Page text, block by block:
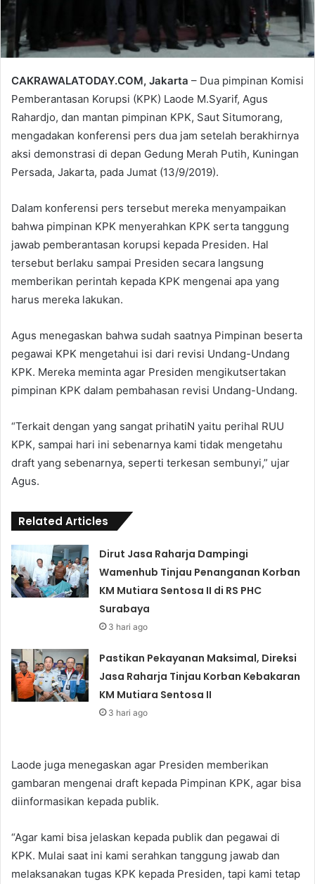
CAKRAWALATODAY.COM, Jakarta – Dua pimpinan Komisi
Pemberantasan Korupsi (KPK) Laode M.Syarif, Agus
Rahardjo, dan mantan pimpinan KPK, Saut Situmorang,
mengadakan konferensi pers dua jam setelah berakhirnya
aksi demonstrasi di depan Gedung Merah Putih, Kuningan
Persada, Jakarta, pada Jumat (13/9/2019).
Dalam konferensi pers tersebut mereka menyampaikan
bahwa pimpinan KPK menyerahkan KPK serta tanggung
jawab pemberantasan korupsi kepada Presiden. Hal
tersebut berlaku sampai Presiden secara langsung
memberikan perintah kepada KPK mengenai apa yang
harus mereka lakukan.
Agus menegaskan bahwa sudah saatnya Pimpinan beserta
pegawai KPK mengetahui isi dari revisi Undang-Undang
KPK. Mereka meminta agar Presiden mengikutsertakan
pimpinan KPK dalam pembahasan revisi Undang-Undang.
“Terkait dengan yang sangat prihatiN yaitu perihal RUU
KPK, sampai hari ini sebenarnya kami tidak mengetahu
draft yang sebenarnya, seperti terkesan sembunyi,” ujar
Agus.
Related Articles
Dirut Jasa Raharja Dampingi
Wamenhub Tinjau Penanganan Korban
KM Mutiara Sentosa II di RS PHC
Surabaya
3 hari ago
Pastikan Pekayanan Maksimal, Direksi
Jasa Raharja Tinjau Korban Kebakaran
KM Mutiara Sentosa II
3 hari ago
Laode juga menegaskan agar Presiden memberikan
gambaran mengenai draft kepada Pimpinan KPK, agar bisa
diinformasikan kepada publik.
“Agar kami bisa jelaskan kepada publik dan pegawai di
KPK. Mulai saat ini kami serahkan tanggung jawab dan
melaksanakan tugas KPK kepada Presiden, tapi kami tetap